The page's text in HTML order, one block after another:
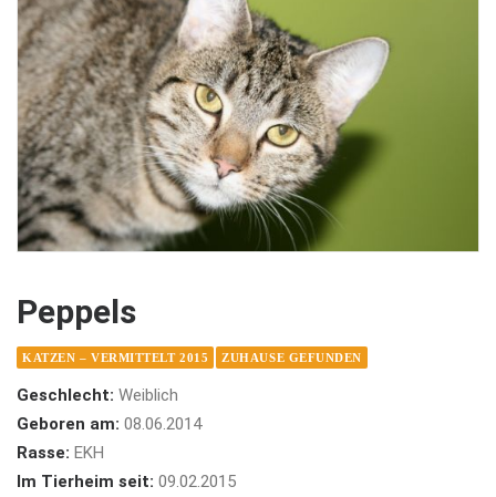
Peppels
KATZEN – VERMITTELT 2015 ZUHAUSE GEFUNDEN
Geschlecht: Weiblich
Geboren am: 08.06.2014
Rasse: EKH
Im Tierheim seit: 09.02.2015